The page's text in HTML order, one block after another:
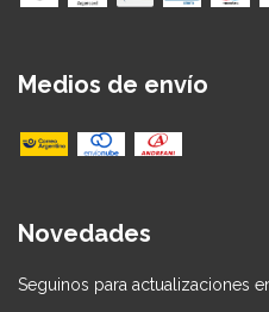
Medios de envío
Novedades
Seguinos para actualizaciones